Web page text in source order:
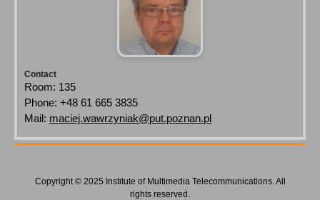
Contact
Room: 135
Phone: +48 61 665 3835
Mail: maciej.wawrzyniak@put.poznan.pl
Copyright © 2025 Institute of Multimedia Telecommunications. All
rights reserved.